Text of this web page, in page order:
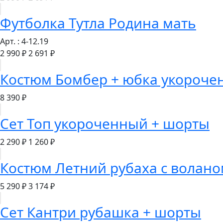
Футболка Тутла Родина мать
Арт. : 4-12.19
2 990 ₽2 691 ₽
Костюм Бомбер + юбка
8 390 ₽
Сет Топ укороченный + шорты
2 290 ₽ 1 260 ₽
Костюм Летний рубаха с
5 290 ₽3 174 ₽
Сет Кантри рубашка + шорты